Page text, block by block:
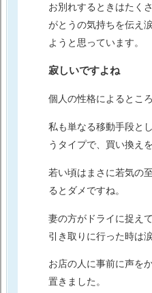
お別れするときはたく
がとうの気持ちを伝え
ようと思っています。
寂しいですよね
個人の性格によるとこ
私も単なる移動手段と
うタイプで、買い換え
若い頃はまさに若気の
るとダメですね。
妻の方がドライに捉え
引き取りに行った時は
お店の人に事前に声を
置きました。